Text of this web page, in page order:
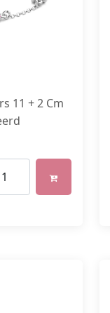
11 + 2 Cm